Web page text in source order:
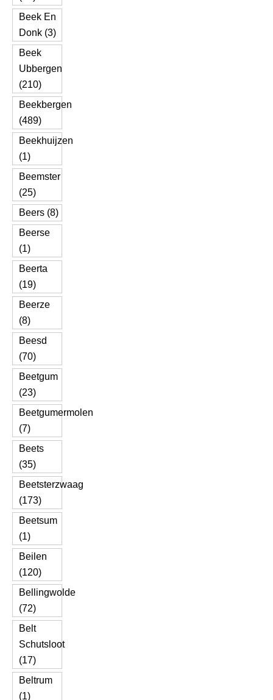
Beek En
Donk (3)
Beek
Ubbergen
(210)
Beekbergen
(489)
Beekhuijzen
(1)
Beemster
(25)
Beers (8)
Beerse
(1)
Beerta
(19)
Beerze
(8)
Beesd
(70)
Beetgum
(23)
Beetgumermolen
(7)
Beets
(35)
Beetsterzwaag
(173)
Beetsum
(1)
Beilen
(120)
Bellingwolde
(72)
Belt
Schutsloot
(17)
Beltrum
(1)